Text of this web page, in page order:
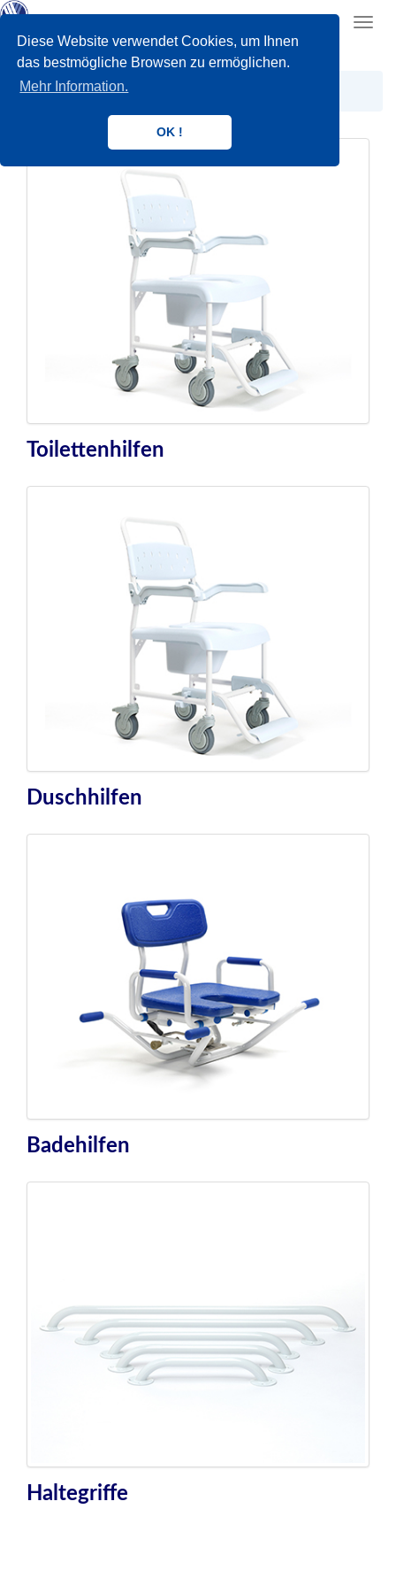
Diese Website verwendet Cookies, um Ihnen
das bestmögliche Browsen zu ermöglichen.
Mehr Information.
OK !
BAD UND TOILETTE
Toilettenhilfen
Duschhilfen
Badehilfen
Haltegriffe